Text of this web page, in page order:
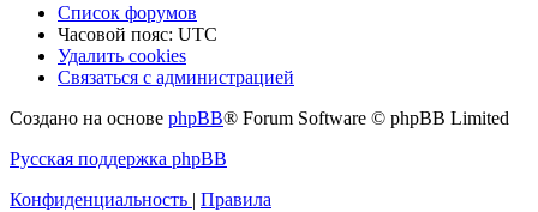
Список форумов
Часовой пояс: UTC
Удалить cookies
Связаться с администрацией
Создано на основе phpBB® Forum Software © phpBB Limited
Русская поддержка phpBB
Конфиденциальность | Правила